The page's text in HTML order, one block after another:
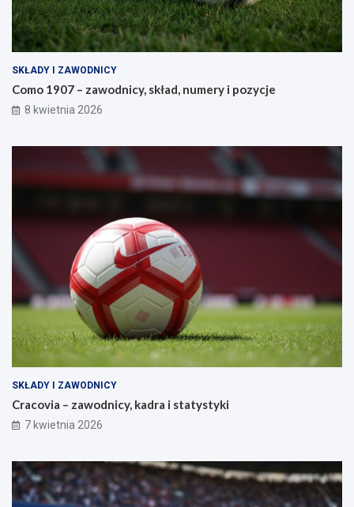
SKŁADY I ZAWODNICY
Como 1907 – zawodnicy, skład, numery i pozycje
8 kwietnia 2026
SKŁADY I ZAWODNICY
Cracovia – zawodnicy, kadra i statystyki
7 kwietnia 2026